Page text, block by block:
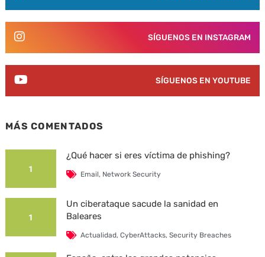
SÍGUENOS EN INSTAGRAM
SÍGUENOS EN YOUTUBE
MÁS COMENTADOS
1
¿Qué hacer si eres víctima de phishing?
Email, Network Security
1
Un ciberataque sacude la sanidad en
Baleares
Actualidad,CyberAttacks,Security Breaches